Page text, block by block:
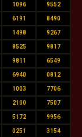
1096 9552
6191 8490
1498 9267
8525 9817
9811 6549
6940 0812
1003 7706
2100 7507
5172 9956
0251 3154